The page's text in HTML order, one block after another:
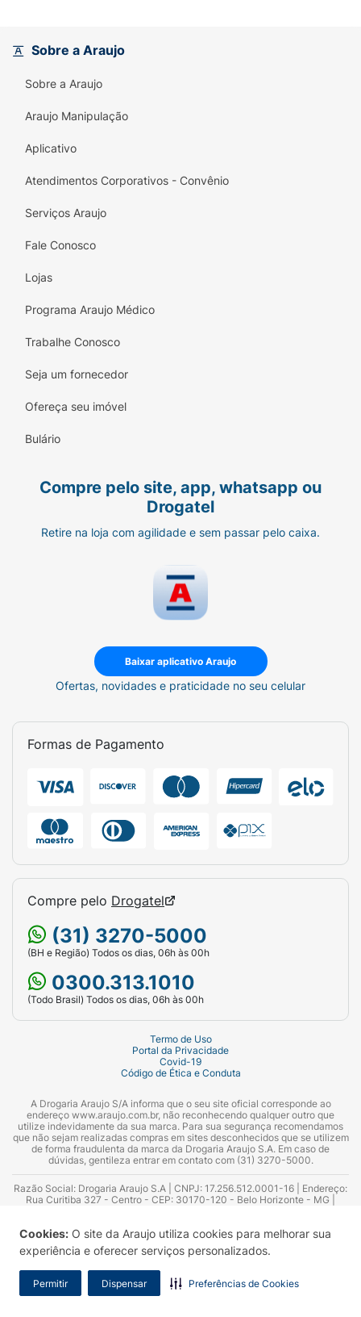
Cookies: O site da Araujo utiliza cookies para melhorar sua
experiência e oferecer serviços personalizados.
Permitir Dispensar Preferências de Cookies
Sobre a Araujo
Sobre a Araujo
Araujo Manipulação
Aplicativo
Atendimentos Corporativos - Convênio
Serviços Araujo
Fale Conosco
Lojas
Programa Araujo Médico
Trabalhe Conosco
Seja um fornecedor
Ofereça seu imóvel
Bulário
Compre pelo site, app, whatsapp ou
Drogatel
Retire na loja com agilidade e sem passar pelo caixa.
Baixar aplicativo Araujo
Ofertas, novidades e praticidade no seu celular
Formas de Pagamento
Compre pelo Drogatel
(31) 3270-5000
(BH e Região) Todos os dias, 06h às 00h
0300.313.1010
(Todo Brasil) Todos os dias, 06h às 00h
Termo de Uso
Portal da Privacidade
Covid-19
Código de Ética e Conduta
A Drogaria Araujo S/A informa que o seu site oficial corresponde ao
endereço www.araujo.com.br, não reconhecendo qualquer outro que
utilize indevidamente da sua marca. Para sua segurança recomendamos
que não sejam realizadas compras em sites desconhecidos que se utilizem
de forma fraudulenta da marca da Drogaria Araujo S.A. Em caso de
dúvidas, gentileza entrar em contato com (31) 3270-5000.
Razão Social: Drogaria Araujo S.A | CNPJ: 17.256.512.0001-16 | Endereço:
Rua Curitiba 327 - Centro - CEP: 30170-120 - Belo Horizonte - MG |
Azevedo Guimarães – CRF 10.965 | Yasmin Silva Alvarenga – CRF 52.584 -
Consultor substituto: Thiago Aguiar Pinheiro - CRF Nº 13.748. Alvará
Sanitário: 2025020713 | Autorização de Funcionamento da Empresa (AFE):